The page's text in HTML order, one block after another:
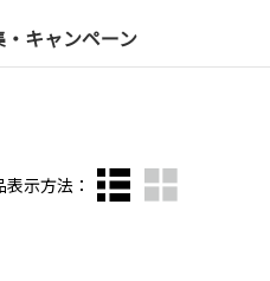
・キャンペーン
表示方法：